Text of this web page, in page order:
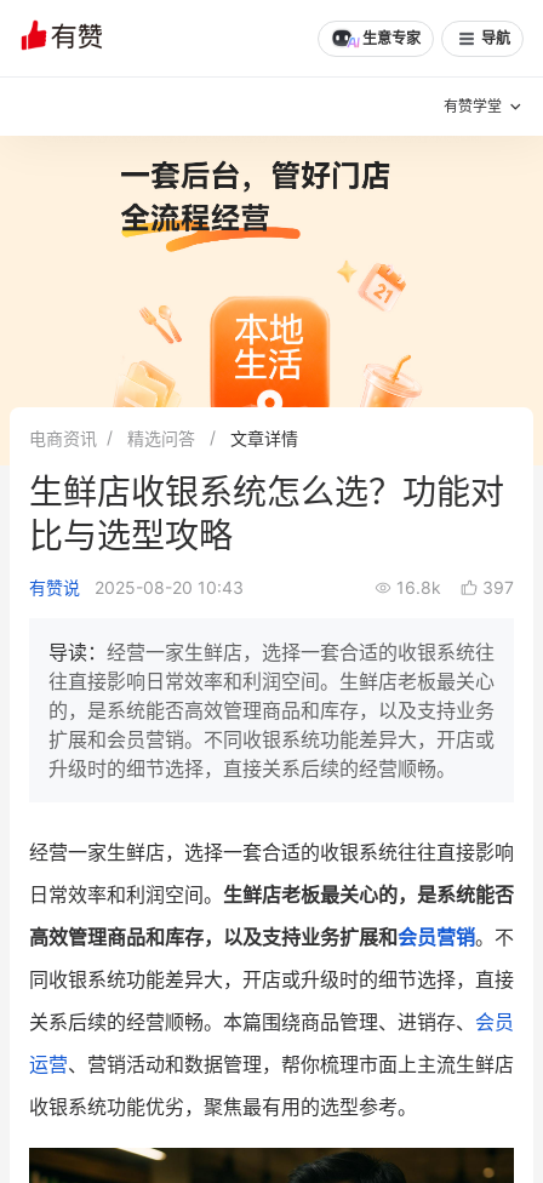
生意专家 导航
有赞学堂
增长方法
有赞专家说
新零售最佳实践
面对面聊增长
新零售大会
增长产品指南
智库 产品场景库
行业洞察
品牌消费观 行业报告
培训课程
私域课程 新零售内参
电商资讯 精选问答 文章详情
生鲜店收银系统怎么选？功能对
比与选型攻略
有赞说 2025-08-20 10:43 16.8k 397
导读： 经营一家生鲜店，选择一套合适的收银系统往
往直接影响日常效率和利润空间。生鲜店老板最关心
的，是系统能否高效管理商品和库存，以及支持业务
扩展和会员营销。不同收银系统功能差异大，开店或
升级时的细节选择，直接关系后续的经营顺畅。
经营一家生鲜店，选择一套合适的收银系统往往直接影响
日常效率和利润空间。 生鲜店老板最关心的，是系统能否
高效管理商品和库存，以及支持业务扩展和会员营销。不
同收银系统功能差异大，开店或升级时的细节选择，直接
关系后续的经营顺畅。本篇围绕商品管理、进销存、 会员
运营、营销活动和数据管理，帮你梳理市面上主流生鲜店
收银系统功能优劣，聚焦最有用的选型参考。